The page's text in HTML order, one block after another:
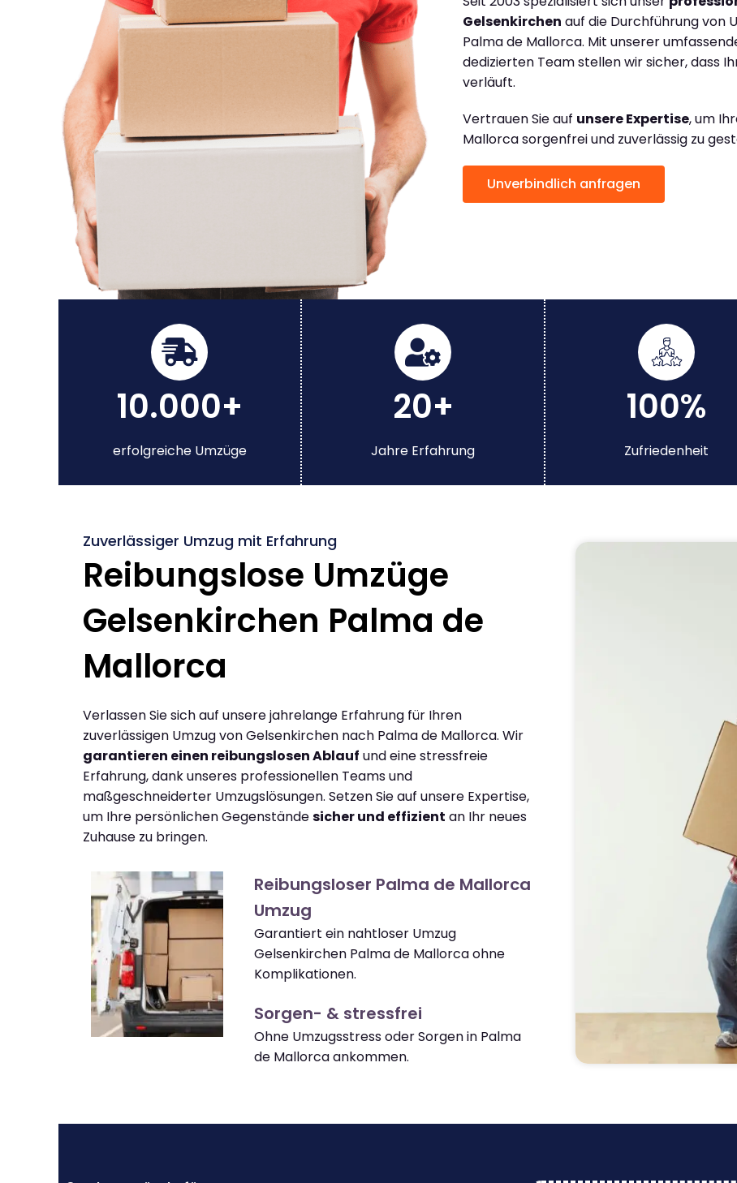
Gelsenkirchen auf die Durchführung von
Palma de Mallorca. Mit unserer
dedizierten Team stellen wir sicher, dass
verläuft.
Vertrauen Sie auf unsere Expertise, um
Mallorca sorgenfrei und zuverlässig zu
Unverbindlich anfragen
10.000+
erfolgreiche Umzüge
20+
Jahre Erfahrung
100%
Zufriedenheit
Zuverlässiger Umzug mit Erfahrung
Reibungslose Umzüge
Gelsenkirchen Palma de
Mallorca
Verlassen Sie sich auf unsere jahrelange Erfahrung für Ihren
zuverlässigen Umzug von Gelsenkirchen nach Palma de Mallorca. Wir
garantieren einen reibungslosen Ablauf und eine stressfreie
Erfahrung, dank unseres professionellen Teams und
maßgeschneiderter Umzugslösungen. Setzen Sie auf unsere Expertise,
um Ihre persönlichen Gegenständesicher und effizient an Ihr neues
Zuhause zu bringen.
Reibungsloser Palma de Mallorca
Umzug
Garantiert ein nahtloser Umzug
Gelsenkirchen Palma de Mallorca ohne
Komplikationen.
Sorgen- & stressfrei
Ohne Umzugsstress oder Sorgen in Palma
de Mallorca ankommen.